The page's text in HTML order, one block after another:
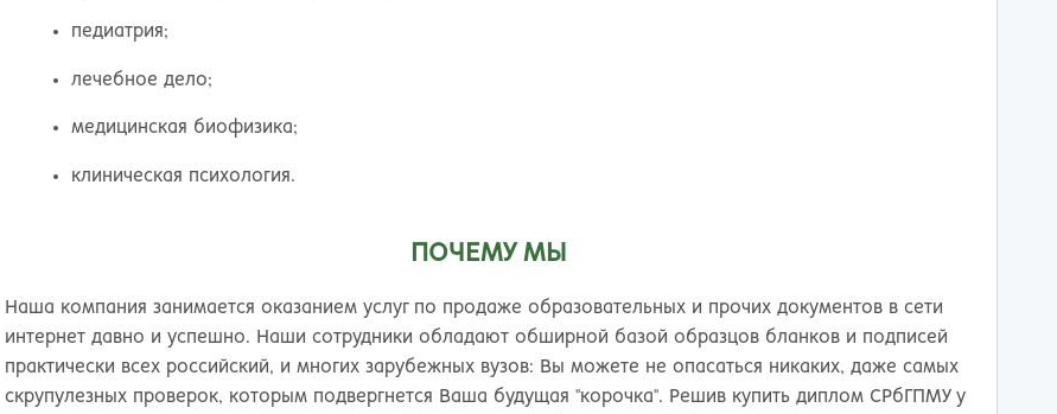
педиатрия;
лечебное дело;
медицинская биофизика;
клиническая психология.
ПОЧЕМУ МЫ
Наша компания занимается оказанием услуг по продаже образовательных и прочих документов в сети
интернет давно и успешно. Наши сотрудники обладают обширной базой образцов бланков и подписей
практически всех российский, и многих зарубежных вузов: Вы можете не опасаться никаких, даже самых
скрупулезных проверок, которым подвергнется Ваша будущая "корочка". Решив купить диплом СРбГПМУ у